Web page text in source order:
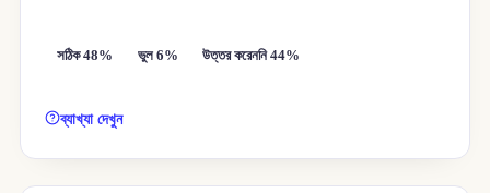
সঠিক 48% ভুল 6% উত্তর করেননি 44%
ব্যাখ্যা দেখুন